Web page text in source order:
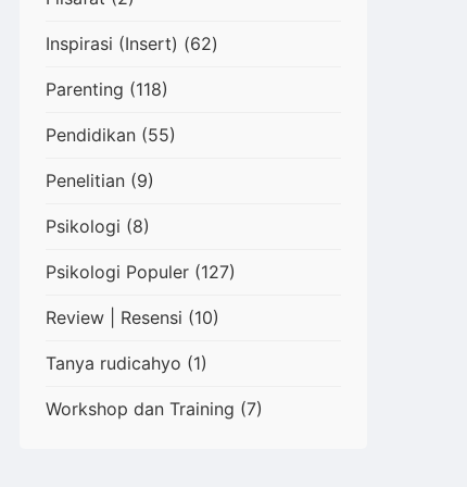
Inspirasi (Insert) (62)
Parenting (118)
Pendidikan (55)
Penelitian (9)
Psikologi (8)
Psikologi Populer (127)
Review | Resensi (10)
Tanya rudicahyo (1)
Workshop dan Training (7)